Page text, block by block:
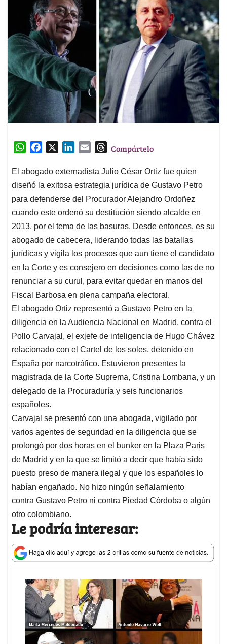
W
a
t
s
p
c
e
b
k
n
k
e
n
a
i
l
T
r
e
a
d
Compártelo
El abogado externadista Julio César Ortiz fue quien
diseñó la exitosa estrategia jurídica de Gustavo Petro
para defenderse del Procurador Alejandro Ordoñez
cuando este ordenó su destitución siendo alcalde en
2013, por el tema de las basuras. Desde entonces, es su
abogado de cabecera, liderando todas las batallas
jurídicas y vigila los procesos que aun tiene el candidato
en la Corte y es consejero en decisiones como las de no
renunciar a su curul, para evitar quedar en manos del
Fiscal Barbosa en plena campaña electoral.
El abogado Ortiz representó a Gustavo Petro en la
diligencia en la Audiencia Nacional en Madrid, contra el
Pollo Carvajal, el exjefe de inteligencia de Hugo Chávez
relacionado con el Cartel de los soles, detenido en
España por narcotráfico. Estuvieron presentes la
magistrada de la Corte Suprema, Cristina Lombana, y un
delegado de la Procuraduría y seis funcionarios
españoles.
Carvajal se presentó con una abogada, vigilado por
varios agentes de seguridad en la diligencia que se
prolongó por dos horas en el bunker en la Plaza Paris
de Madrid y en la que se limitó a decir que había sido
puesto preso de manera ilegal y que los españoles lo
habían engañado. No hizo ningún señalamiento
contra Gustavo Petro ni contra Piedad Córdoba o algún
otro colombiano.
Le podría interesar: